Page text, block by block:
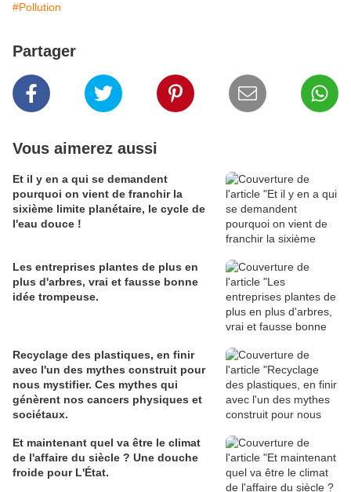
#Pollution
Partager
Vous aimerez aussi
Et il y en a qui se demandent
pourquoi on vient de franchir la
sixième limite planétaire, le cycle de
l'eau douce !
Les entreprises plantes de plus en
plus d'arbres, vrai et fausse bonne
idée trompeuse.
Recyclage des plastiques, en finir
avec l'un des mythes construit pour
nous mystifier. Ces mythes qui
génèrent nos cancers physiques et
sociétaux.
Et maintenant quel va être le climat
de l'affaire du siècle ? Une douche
froide pour L'État.